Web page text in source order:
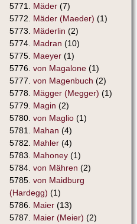
5771. Mäder (7)
5772. Mäder (Maeder) (1)
5773. Mäderlin (2)
5774. Madran (10)
5775. Maeyer (1)
5776. von Magalone (1)
5777. von Magenbuch (2)
5778. Mägger (Megger) (1)
5779. Magin (2)
5780. von Maglio (1)
5781. Mahan (4)
5782. Mahler (4)
5783. Mahoney (1)
5784. von Mähren (2)
5785. von Maidburg
(Hardegg) (1)
5786. Maier (13)
5787. Maier (Meier) (2)